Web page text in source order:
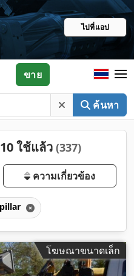
ไปที่แอป
ค้นหา
ขาย
ใช้แล้ว (337)
ความเกี่ยวข้อง
โฆษณาขนาดเล็ก